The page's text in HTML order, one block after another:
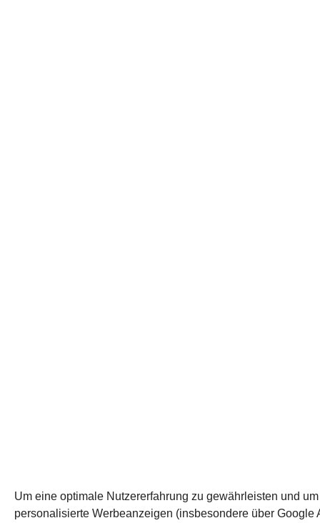
Um eine optimale Nutzererfahrung zu gewährleisten und um
personalisierte Werbeanzeigen (insbesondere über Google